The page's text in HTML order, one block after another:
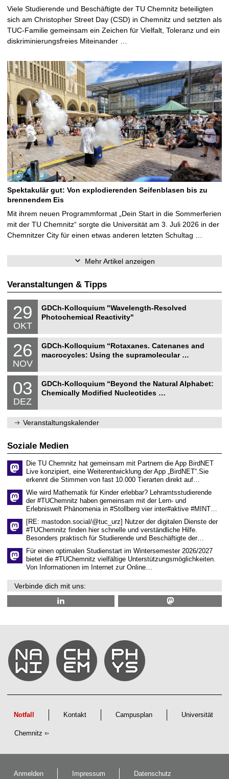
Viele Studierende und Beschäftigte der TU Chemnitz beteiligten
sich am Christopher Street Day (CSD) in Chemnitz und setzten als
TUC-Familie gemeinsam ein Zeichen für Vielfalt, Toleranz und ein
diskriminierungsfreies Miteinander …
Spektakulär gut: Von explodierenden Seifenblasen bis zu
brennendem Eis
Mit ihrem neuen Programmformat „Dein Start in die Sommerferien
mit der TU Chemnitz“ sorgte die Universität am 3. Juli 2026 in der
Chemnitzer City für einen etwas anderen letzten Schultag …
Mehr Artikel anzeigen
Veranstaltungen & Tipps
r
e
a
f
n
2
9
.
1
0
.
2
0
2
6
29
OKT
GDCh-Kolloquium "Wavelength-Resolved
Photochemical Reactivity"
r
e
n
h
a
f
e
2
6
.
1
1
.
2
0
2
26
NOV
GDCh-Kolloquium “Rotaxanes. Catenanes and
macrocycles: Using the supramolecular …
r
w
e
n
s
h
n
0
3
.
1
2
2
6
03
DEZ
GDCh-Kolloquium “Beyond the Natural Alphabet:
Chemically Modified Nucleotides …
Veranstaltungskalender
Soziale Medien
Die TU Chemnitz hat gemeinsam mit Partnern die App BirdNET
Live konzipiert, eine Weiterentwicklung der App „BirdNET“.Sie
erkennt die Stimmen von fast 10.000 Tierarten direkt auf…
Wie wird Mathematik für Kinder erlebbar? Lehramtsstudierende
der #TUChemnitz haben gemeinsam mit der Lern- und
Erlebniswelt Phänomenia in #Stollberg vier inter#aktive #MINT…
[RE: mastodon.social/@tuc_urz] Nutzer der digitalen Dienste der
#TUChemnitz finden hier schnelle und verständliche Hilfe.
Besonders praktisch für Studierende und Beschäftigte der…
Für einen optimalen Studienstart im Wintersemester 2026/2027
bietet die #TUChemnitz vielfältige Unterstützungsmöglichkeiten.
Von Informationen im Internet zur Online…
Verbinde dich mit uns:
Notfall Kontakt Campusplan Universität
Chemnitz
Anmelden Impressum Datenschutz